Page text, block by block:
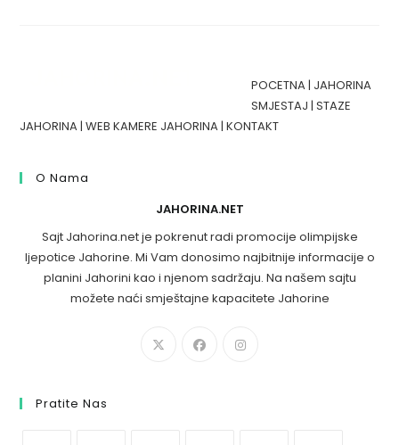
POCETNA| JAHORINA
SMJESTAJ |STAZE
JAHORINA|WEB KAMERE JAHORINA|KONTAKT
O Nama
JAHORINA.NET
Sajt Jahorina.net je pokrenut radi promocije olimpijske
ljepotice Jahorine. Mi Vam donosimo najbitnije informacije o
planini Jahorini kao i njenom sadržaju. Na našem sajtu
možete naći smještajne kapacitete Jahorine
Pratite Nas